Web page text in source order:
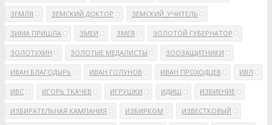
ЗЕМЛЯ ЗЕМСКИЙ ДОКТОР ЗЕМСКИЙ_УЧИТЕЛЬ
ЗИМА ПРИШЛА ЗМЕИ ЗМЕЯ ЗОЛОТОЙ ГУБЕРНАТОР
ЗОЛОТУХИН ЗОЛОТЫЕ МЕДАЛИСТЫ ЗООЗАЩИТНИКИ
ИВАН БЛАГОДЫРЬ ИВАН ГОЛУНОВ ИВАН ПРОХОДЦЕВ ИВЛ
ИВС ИГОРЬ ТКАЧЕВ ИГРУШКИ ИДИШ ИЗБИЕНИЕ
ИЗБИРАТЕЛЬНАЯ КАМПАНИЯ ИЗБИРКОМ ИЗВЕСТКОВЫЙ